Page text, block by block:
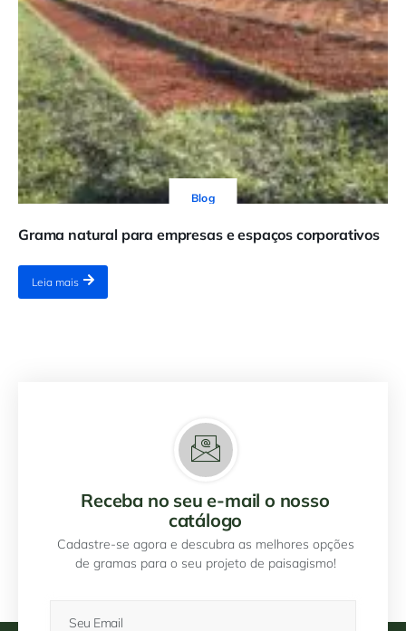
Blog
Grama natural para empresas e espaços corporativos
Leia mais
Receba no seu e-mail o nosso
catálogo
Cadastre-se agora e descubra as melhores opções
de gramas para o seu projeto de paisagismo!